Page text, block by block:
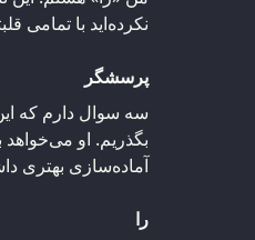
نکرده‌اید با تمامی
پرسشگر
سه سوال دارم که
بگذریم. او
آماده‌سازی بهتری
را